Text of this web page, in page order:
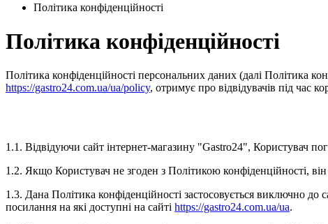
Політика конфіденційності
Політика конфіденційності
Політика конфіденційності персональних даних (далі Політика
https://gastro24.com.ua/ua/policy, отримує про відвідувачів під час
1.1. Відвідуючи сайт інтернет-магазину "Gastro24", Користувач
1.2. Якщо Користувач не згоден з Політикою конфіденційності,
1.3. Дана Політика конфіденційності застосовується виключно до
посилання на які доступні на сайті https://gastro24.com.ua/ua.